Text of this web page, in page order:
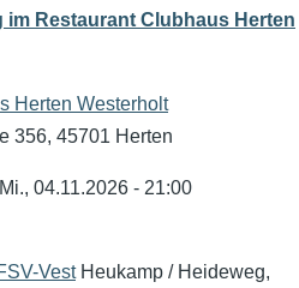
im Restaurant Clubhaus Herten
Herten Westerholt
356, 45701 Herten
Mi., 04.11.2026 - 21:00
VestHeukamp / Heideweg,